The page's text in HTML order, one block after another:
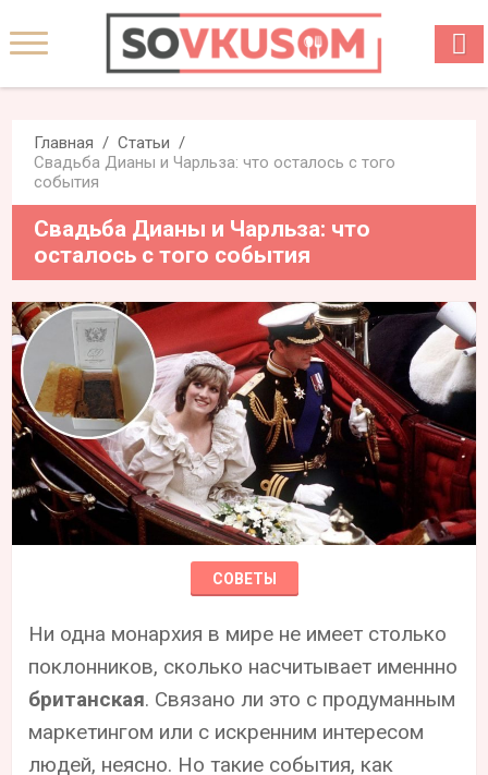
Главная
Статьи
Свадьба Дианы и Чарльза: что осталось с того
события
Свадьба Дианы и Чарльза: что
осталось с того события
СОВЕТЫ
Ни одна монархия в мире не имеет столько
поклонников, сколько насчитывает именнно
британская. Связано ли это с продуманным
маркетингом или с искренним интересом
людей, неясно. Но такие события, как